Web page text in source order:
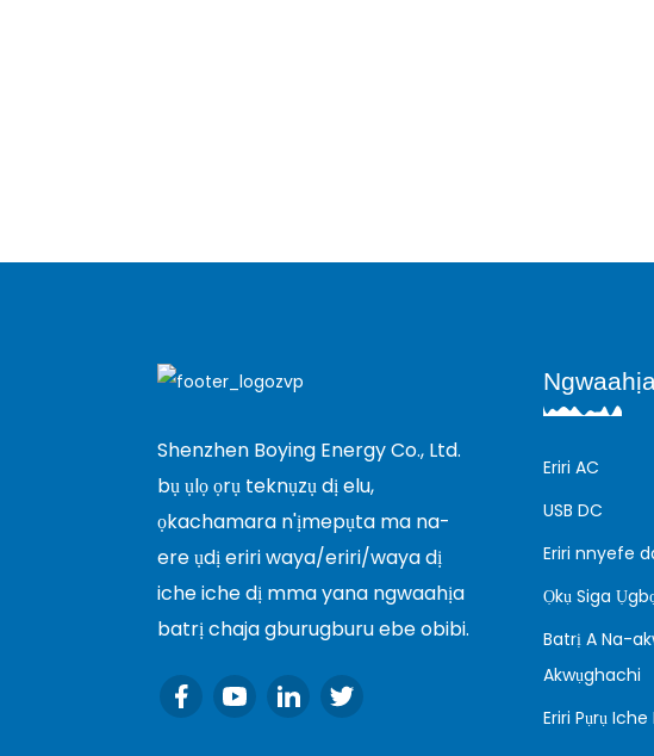
Shenzhen Boying Energy Co., Ltd.
bụ ụlọ ọrụ teknụzụ dị elu,
ọkachamara n'ịmepụta ma na-
ere ụdị eriri waya/eriri/waya dị
iche iche dị mma yana ngwaahịa
batrị chaja gburugburu ebe obibi.
Eriri AC
USB DC
Eriri nnyefe
Ọkụ Siga
Batrị A Na-
Akwụghachi
Eriri Pụrụ Iche